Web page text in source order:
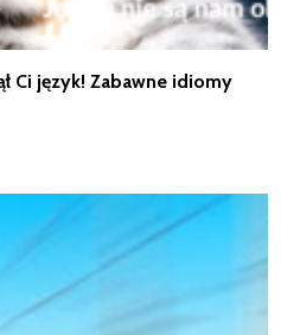
Ci język! Zabawne idiomy